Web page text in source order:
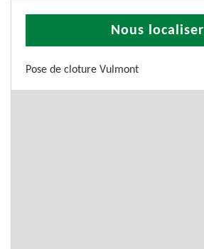
Nous localiser
Pose de cloture Vulmont